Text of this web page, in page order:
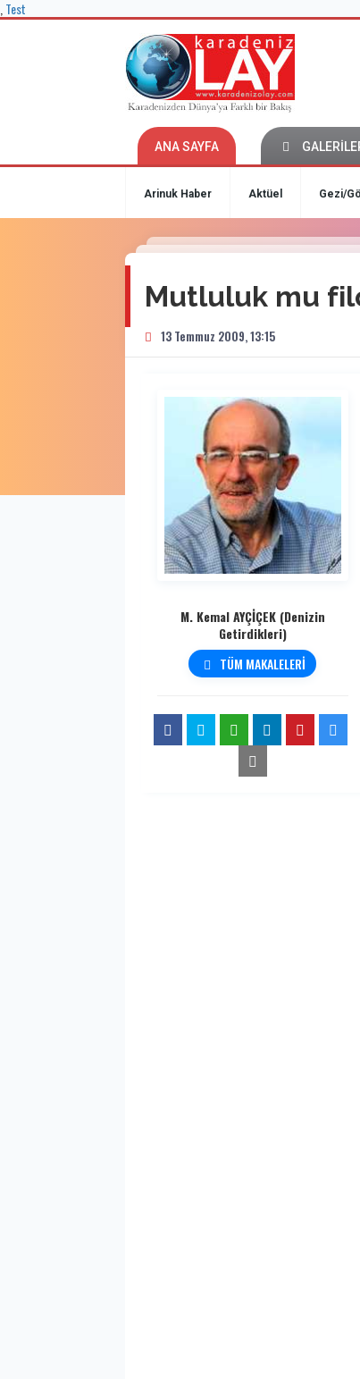
Test
ANA SAYFA
Arinuk Haber Aktüel Gezi/
Mutluluk mu
13 Temmuz 2009, 13:15
M. Kemal AYÇİÇEK (Denizin
Getirdikleri)
TÜM MAKALELERİ